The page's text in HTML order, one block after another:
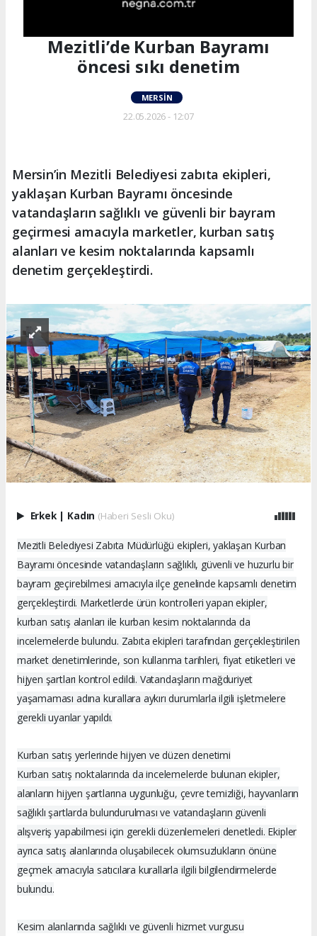
Mezitli’de Kurban Bayramı
öncesi sıkı denetim
MERSIN
22.05.2026 - 12:07
Mersin’in Mezitli Belediyesi zabıta ekipleri,
yaklaşan Kurban Bayramı öncesinde
vatandaşların sağlıklı ve güvenli bir bayram
geçirmesi amacıyla marketler, kurban satış
alanları ve kesim noktalarında kapsamlı
denetim gerçekleştirdi.
Erkek Kadın (Haberi Sesli Oku)
Mezitli Belediyesi Zabıta Müdürlüğü ekipleri, yaklaşan Kurban
Bayramı öncesinde vatandaşların sağlıklı, güvenli ve huzurlu bir
bayram geçirebilmesi amacıyla ilçe genelinde kapsamlı denetim
gerçekleştirdi. Marketlerde ürün kontrolleri yapan ekipler,
kurban satış alanları ile kurban kesim noktalarında da
incelemelerde bulundu. Zabıta ekipleri tarafından gerçekleştirilen
market denetimlerinde, son kullanma tarihleri, fiyat etiketleri ve
hijyen şartları kontrol edildi. Vatandaşların mağduriyet
yaşamaması adına kurallara aykırı durumlarla ilgili işletmelere
gerekli uyarılar yapıldı.
Kurban satış yerlerinde hijyen ve düzen denetimi
Kurban satış noktalarında da incelemelerde bulunan ekipler,
alanların hijyen şartlarına uygunluğu, çevre temizliği, hayvanların
sağlıklı şartlarda bulundurulması ve vatandaşların güvenli
alışveriş yapabilmesi için gerekli düzenlemeleri denetledi. Ekipler
ayrıca satış alanlarında oluşabilecek olumsuzlukların önüne
geçmek amacıyla satıcılara kurallarla ilgili bilgilendirmelerde
bulundu.
Kesim alanlarında sağlıklı ve güvenli hizmet vurgusu